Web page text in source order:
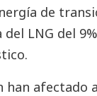
de
LNG del
han afectado